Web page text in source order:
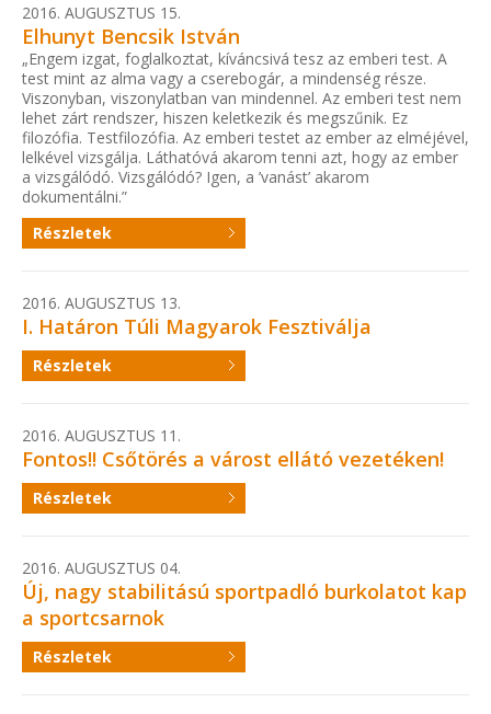
2016. AUGUSZTUS 15.
Elhunyt Bencsik István
„Engem izgat, foglalkoztat, kíváncsivá tesz az emberi test. A
test mint az alma vagy a cserebogár, a mindenség része.
Viszonyban, viszonylatban van mindennel. Az emberi test nem
lehet zárt rendszer, hiszen keletkezik és megszűnik. Ez
filozófia. Testfilozófia. Az emberi testet az ember az elméjével,
lelkével vizsgálja. Láthatóvá akarom tenni azt, hogy az ember
a vizsgálódó. Vizsgálódó? Igen, a ’vanást’ akarom
dokumentálni.”
Részletek
2016. AUGUSZTUS 13.
I. Határon Túli Magyarok Fesztiválja
Részletek
2016. AUGUSZTUS 11.
Fontos!! Csőtörés a várost ellátó vezetéken!
Részletek
2016. AUGUSZTUS 04.
Új, nagy stabilitású sportpadló burkolatot kap
a sportcsarnok
Részletek